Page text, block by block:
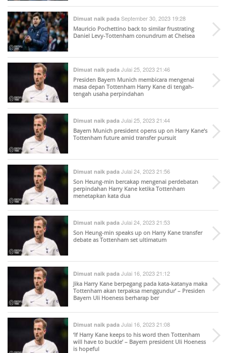
Dimuat naik pada September 30, 2023 19:28
Mauricio Pochettino back to similar frustrating
Daniel Levy-Tottenham conundrum at Chelsea
Dimuat naik pada Julai 25, 2023 21:46
Presiden Bayern Munich membicara mengenai
masa depan Tottenham Harry Kane di tengah-
tengah usaha perpindahan
Dimuat naik pada Julai 25, 2023 21:44
Bayern Munich president opens up on Harry Kane’s
Tottenham future amid transfer pursuit
Dimuat naik pada Julai 24, 2023 21:56
Son Heung-min bercakap mengenai perdebatan
perpindahan Harry Kane ketika Tottenham
menetapkan kata dua
Dimuat naik pada Julai 24, 2023 21:53
Son Heung-min speaks up on Harry Kane transfer
debate as Tottenham set ultimatum
Dimuat naik pada Julai 16, 2023 21:12
Jika Harry Kane berpegang pada kata-katanya maka
Tottenham akan terpaksa menggundur’ – Presiden
Bayern Uli Hoeness berharap ber
Dimuat naik pada Julai 16, 2023 21:08
‘If Harry Kane keeps to his word then Tottenham
will have to buckle’ – Bayern president Uli Hoeness
is hopeful